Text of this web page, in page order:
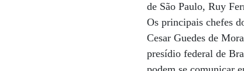
de São Paulo, Ruy
Os principais chefes
Cesar Guedes de
presídio federal de